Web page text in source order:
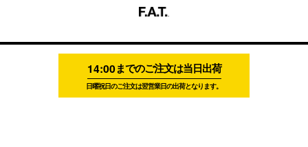
14:00までのご注文は当日出荷
日曜祝日のご注文は翌営業日の出荷となります。